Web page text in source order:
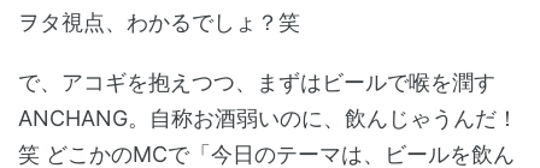
ヲタ視点、わかるでしょ？笑
で、アコギを抱えつつ、まずはビールで喉を潤す
ANCHANG。自称お酒弱いのに、飲んじゃうんだ！
笑 どこかのMCで「今日のテーマは、ビールを飲ん